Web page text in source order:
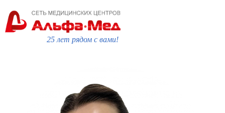
25 лет рядом с вами!